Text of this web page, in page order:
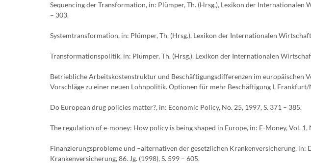
Sequencing der Transformation, in: Plümper, Th. (Hrsg.), Lexikon der Internationalen
– 303.
Systemtransformation, in: Plümper, Th. (Hrsg.), Lexikon der Internationalen
Transformationspolitik, in: Plümper, Th. (Hrsg.), Lexikon der Internationalen
Betriebliche Arbeitskostenstruktur und Beschäftigungsdifferenzen im europäischen
Vorschläge zu einer neuen Lohnpolitik. Optionen für mehr Beschäftigung I, Frankfurt/
Do European drug policies matter?, in: Economic Policy, No. 25, 1997, S. 371 – 385.
The regulation of e-money: How policy is being shaped in Europe, in: E-Money, Vol. 1,
Finanzierungsprobleme und –alternativen der gesetzlichen Krankenversicherung,
Krankenversicherung, 86. Jg. (1998), S. 599 – 605.